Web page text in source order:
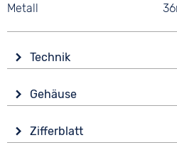
Metall
Technik
Batterie (Quarz)
Funktionen
Datumsanzeige
Gehäuse
Saphirglas
Zifferblatt